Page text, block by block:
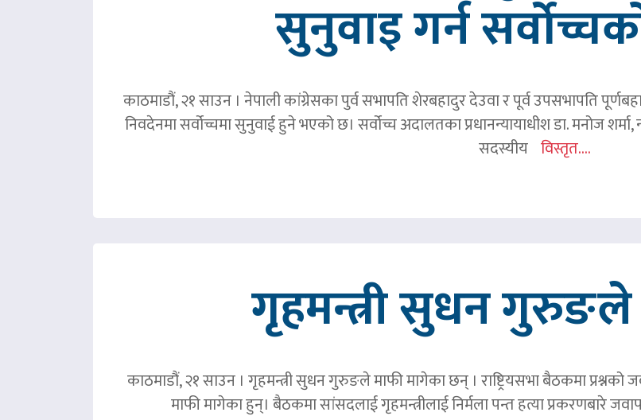
सुनुवाइ गर्न
काठमाडौं, २१ साउन । नेपाली कांग्रेसका पुर्व सभापति शेरबहादुर देउवा र पूर्व उपसभापति
निवदेनमा सर्वोच्चमा सुनुवाई हुने भएको छ। सर्वोच्च अदालतका प्रधानन्यायाधीश डा. मनोज
सदस्यीय विस्तृत....
गृहमन्त्री सुधन गुरुङले
काठमाडौं, २१ साउन । गृहमन्त्री सुधन गुरुङले माफी मागेका छन् । राष्ट्रियसभा बैठकमा
माफी मागेका हुन्। बैठकमा सांसदलाई गृहमन्त्रीलाई निर्मला पन्त हत्या प्रकरणबारे